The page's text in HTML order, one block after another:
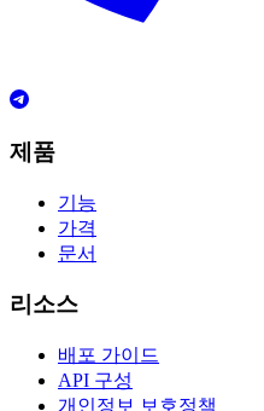
제품
기능
가격
문서
리소스
배포 가이드
API 구성
개인정보 보호정책